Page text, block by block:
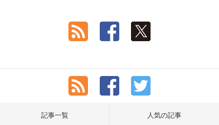
記事一覧 人気の記事